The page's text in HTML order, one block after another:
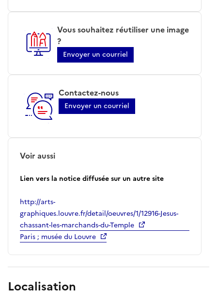
Vous souhaitez réutiliser une image
?
Envoyer un courriel
Contactez-nous
Envoyer un courriel
Voir aussi
Lien vers la notice diffusée sur un autre site
http://arts-
graphiques.louvre.fr/detail/oeuvres/1/12916-Jesus-
chassant-les-marchands-du-Temple
Paris ; musée du Louvre
Localisation